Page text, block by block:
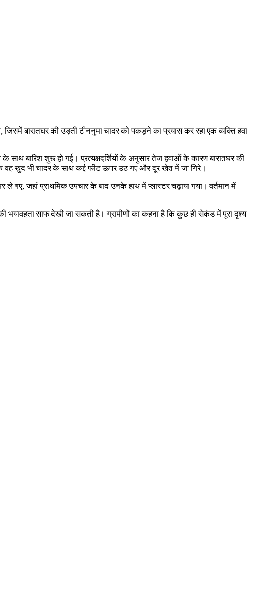
बारातघर की उड़ती टीननुमा चादर को पकड़ने का प्रयास कर रहा एक व्यक्ति हवा
साथ बारिश शुरू हो गई। प्रत्यक्षदर्शियों के अनुसार तेज हवाओं के कारण बारातघर की
वह खुद भी चादर के साथ कई फीट ऊपर उठ गए और दूर खेत में जा गिरे।
जहां प्राथमिक उपचार के बाद उनके हाथ में प्लास्टर चढ़ाया गया। वर्तमान में
भयावहता साफ देखी जा सकती है। ग्रामीणों का कहना है कि कुछ ही सेकंड में पूरा दृश्य